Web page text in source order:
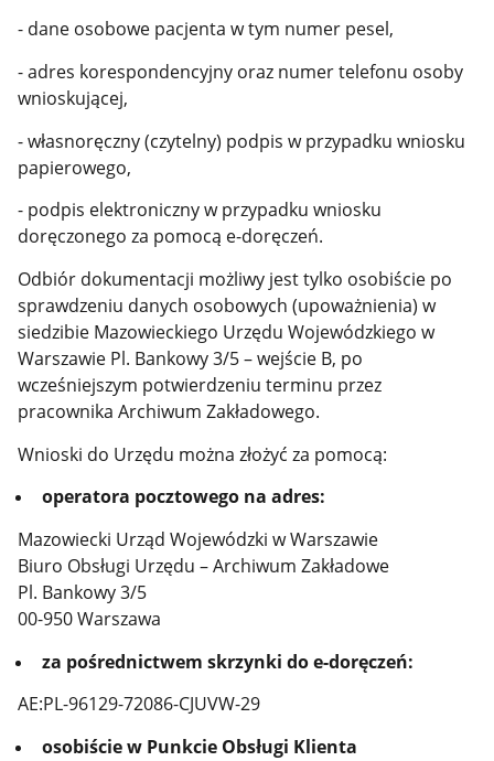
- dane osobowe pacjenta w tym numer pesel,
- adres korespondencyjny oraz numer telefonu osoby
wnioskującej,
- własnoręczny (czytelny) podpis w przypadku wniosku
papierowego,
- podpis elektroniczny w przypadku wniosku
doręczonego za pomocą e-doręczeń.
Odbiór dokumentacji możliwy jest tylko osobiście po
sprawdzeniu danych osobowych (upoważnienia) w
siedzibie Mazowieckiego Urzędu Wojewódzkiego w
Warszawie Pl. Bankowy 3/5 – wejście B, po
wcześniejszym potwierdzeniu terminu przez
pracownika Archiwum Zakładowego.
Wnioski do Urzędu można złożyć za pomocą:
operatora pocztowego na adres:
Mazowiecki Urząd Wojewódzki w Warszawie
Biuro Obsługi Urzędu – Archiwum Zakładowe
Pl. Bankowy 3/5
00-950 Warszawa
za pośrednictwem skrzynki do e-doręczeń:
AE:PL-96129-72086-CJUVW-29
osobiście w Punkcie Obsługi Klienta